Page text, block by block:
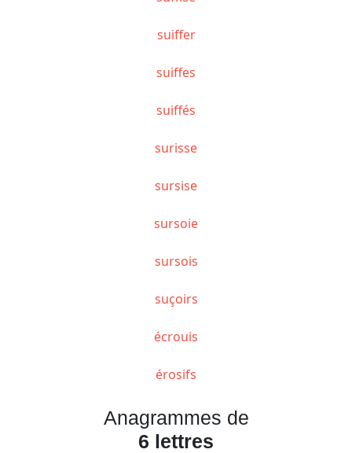
suiffer
suiffes
suiffés
surisse
sursise
sursoie
sursois
suçoirs
écrouis
érosifs
Anagrammes de
6 lettres